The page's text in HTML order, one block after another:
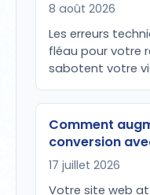
8 août 2026
Les erreurs
fléau pour votre
sabotent votre
Comment
conversion
17 juillet 2026
Votre site web